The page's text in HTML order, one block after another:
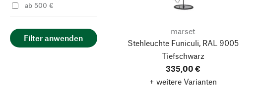
ab 500 €
Filter anwenden
marset
Stehleuchte Funiculi, RAL 9005
Tiefschwarz
335,00 €
+ weitere Varianten